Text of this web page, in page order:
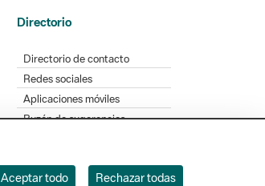
Directorio
Directorio de contacto
Redes sociales
Aplicaciones móviles
Buzón de sugerencias
Aceptar todo Rechazar todas